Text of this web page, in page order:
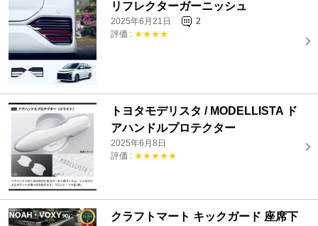
リフレクターガーニッシュ
2025年6月21日
2
評価 : ★★★★
トヨタモデリスタ / MODELLISTA ド
アハンドルプロテクター
2025年6月8日
評価 : ★★★★★
クラフトマート キックガード 座席下